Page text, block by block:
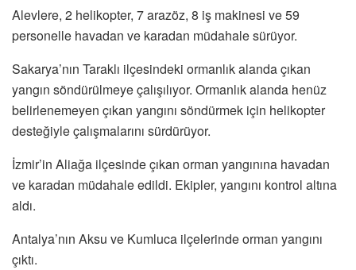
Alevlere, 2 helikopter, 7 arazöz, 8 iş makinesi ve 59
personelle havadan ve karadan müdahale sürüyor.
Sakarya’nın Taraklı ilçesindeki ormanlık alanda çıkan
yangın söndürülmeye çalışılıyor. Ormanlık alanda henüz
belirlenemeyen çıkan yangını söndürmek için helikopter
desteğiyle çalışmalarını sürdürüyor.
İzmir’in Aliağa ilçesinde çıkan orman yangınına havadan
ve karadan müdahale edildi. Ekipler, yangını kontrol altına
aldı.
Antalya’nın Aksu ve Kumluca ilçelerinde orman yangını
çıktı.